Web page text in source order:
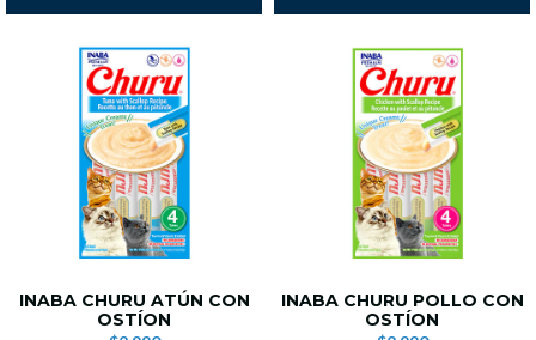
INABA CHURU ATÚN CON
OSTÍON
INABA CHURU POLLO CON
OSTÍON